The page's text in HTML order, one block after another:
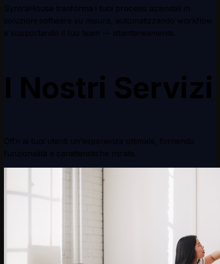
La Tua Dashboard Contattaci
SyntraHouse trasforma i tuoi processi aziendali in
Offri ai tuoi utenti un'esperienza ottimale, fornendo
funzionalità e caratteristiche mirate.